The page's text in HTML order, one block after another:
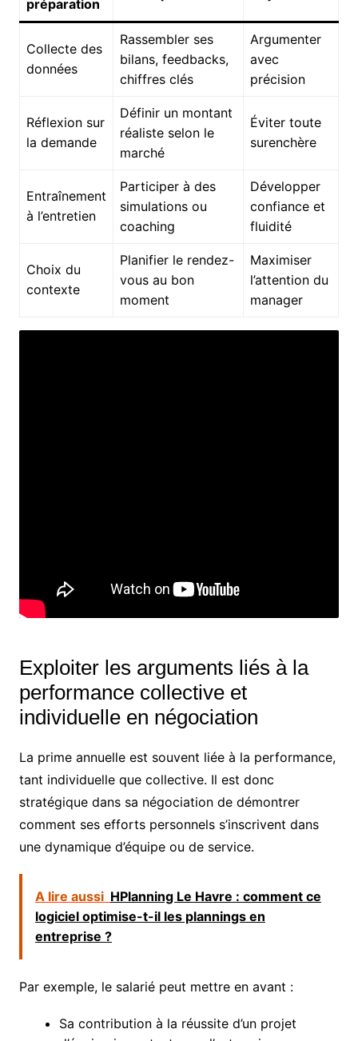
préparation
Collecte des
données
Rassembler ses
bilans, feedbacks,
chiffres clés
Argumenter
avec
précision
Réflexion sur
la demande
Définir un montant
réaliste selon le
marché
Éviter toute
surenchère
Entraînement
à l’entretien
Participer à des
simulations ou
coaching
Développer
confiance et
fluidité
Choix du
contexte
Planifier le rendez-
vous au bon
moment
Maximiser
l’attention du
manager
Exploiter les arguments liés à la
performance collective et
individuelle en négociation
La prime annuelle est souvent liée à la performance,
tant individuelle que collective. Il est donc
stratégique dans sa négociation de démontrer
comment ses efforts personnels s’inscrivent dans
une dynamique d’équipe ou de service.
A lire aussi HPlanning Le Havre : comment ce
logiciel optimise-t-il les plannings en
entreprise ?
Par exemple, le salarié peut mettre en avant :
Sa contribution à la réussite d’un projet